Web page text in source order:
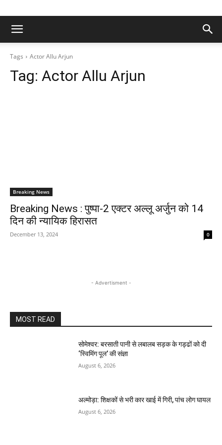
Tags Actor Allu Arjun
Tag: Actor Allu Arjun
Breaking News
Breaking News : पुष्पा-2 एक्टर अल्लू अर्जुन को 14
दिन की न्यायिक हिरासत
December 13, 2024 0
- Advertisment -
MOST READ
सोमेश्वर: बरसाती पानी से लबालब सड़क के गड्ढों को दी
‘स्विमिंग पूल’ की संज्ञा
August 6, 2026
अल्मोड़ा: शिक्षकों से भरी कार खाई में गिरी, पांच लोग घायल
August 6, 2026